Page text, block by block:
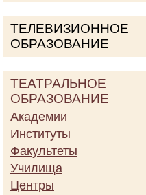
ТЕЛЕВИЗИОННОЕ
ОБРАЗОВАНИЕ
ТЕАТРАЛЬНОЕ
ОБРАЗОВАНИЕ
Академии
Институты
Факультеты
Училища
Центры